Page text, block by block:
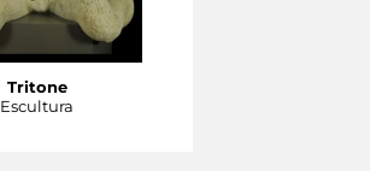
Tritone
Escultura